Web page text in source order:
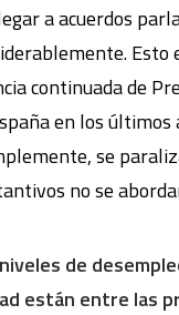
a acuerdos
Esto
continuada de
en los últimos
se
no se
de
están entre las